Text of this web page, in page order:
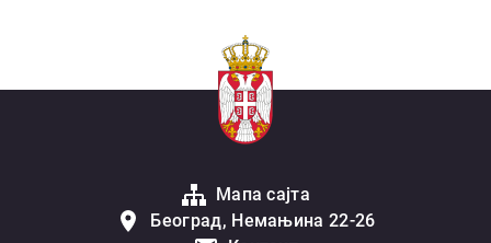
Мапа сајта
Београд, Немањина 22-26